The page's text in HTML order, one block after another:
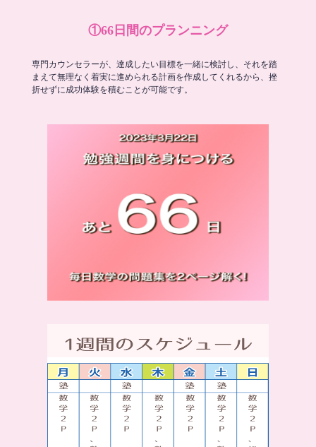
①66日間のプランニング
専門カウンセラーが、達成したい目標を一緒に検討し、それを踏
まえて無理なく着実に進められる計画を作成してくれるから、挫
折せずに成功体験を積むことが可能です。